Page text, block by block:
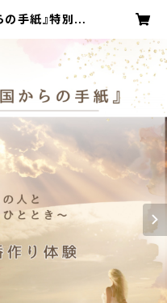
の手紙』特別な